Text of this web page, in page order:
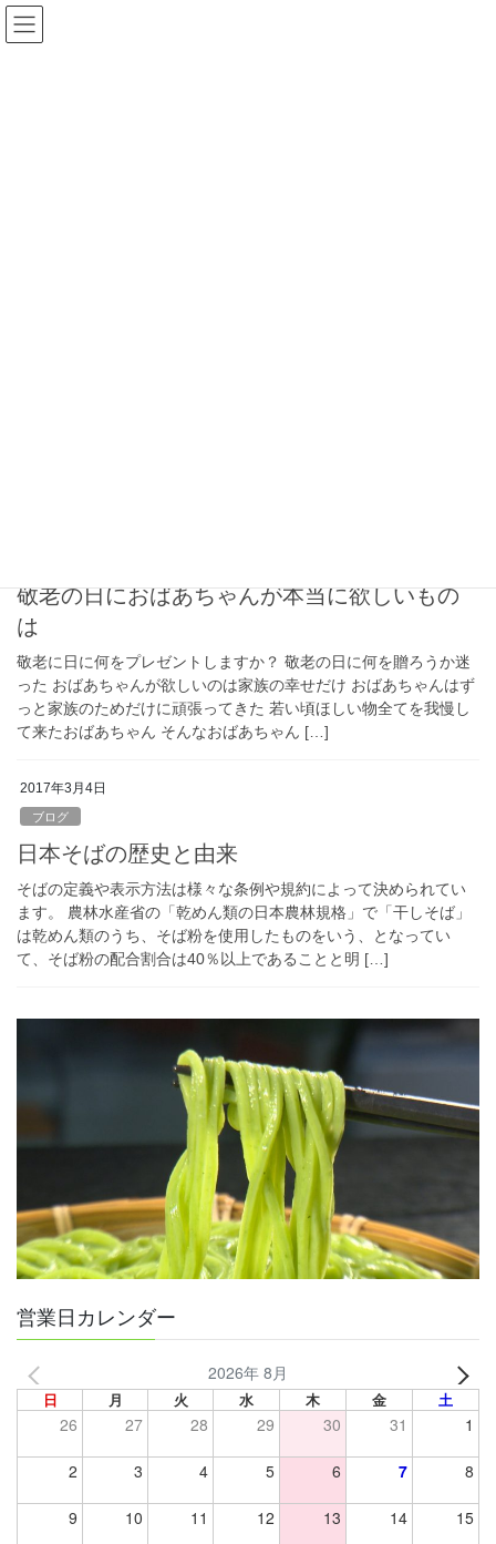
コ
ン
ナ
ビ
敬老の日におばあちゃんが本当に欲しいもの
は
敬老に日に何をプレゼントしますか？ 敬老の日に何を贈ろうか迷
った おばあちゃんが欲しいのは家族の幸せだけ おばあちゃんはず
っと家族のためだけに頑張ってきた 若い頃ほしい物全てを我慢し
て来たおばあちゃん そんなおばあちゃん […]
2017年3月4日
ブログ
日本そばの歴史と由来
そばの定義や表示方法は様々な条例や規約によって決められてい
ます。 農林水産省の「乾めん類の日本農林規格」で「干しそば」
は乾めん類のうち、そば粉を使用したものをいう、となってい
て、そば粉の配合割合は40％以上であることと明 […]
営業日カレンダー
2026年 8月
日 月 火 水 木 金 土
26 27 28 29 30 31 1
2 3 4 5 6 7 8
9 10 11 12 13 14 15